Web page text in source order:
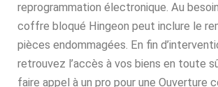
reprogrammation électronique. Au
coffre bloqué Hingeon peut inclure le
pièces endommagées. En fin
retrouvez l’accès à vos biens en toute
faire appel à un pro pour une Ouverture